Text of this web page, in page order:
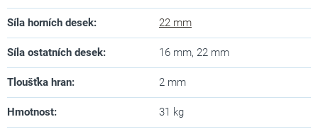
Síla horních desek: 22 mm
Síla ostatních desek: 16 mm, 22 mm
Tloušťka hran: 2 mm
Hmotnost: 31 kg